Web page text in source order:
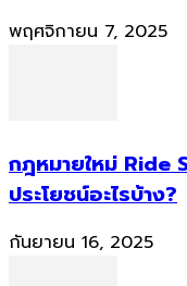
พฤศจิกายน 7, 2025
กฎหมายใหม่ Ride
ประโยชน์อะไรบ้าง?
กันยายน 16, 2025